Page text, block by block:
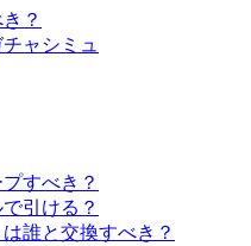
？
ャシミュ
すべき？
引ける？
誰と交換すべき？